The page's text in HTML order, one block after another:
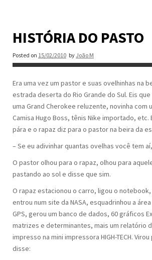
HISTÓRIA DO PASTO
Posted on 15/02/2010 by João M
Era uma vez um pastor e suas ovelhinhas na
estrada deserta do Rio Grande do Sul. Eis
uma Grand Cherokee reluzente, novinha com
Camisa Hugo Boss, tênis Nike importado, etc.
pára e o rapaz diz para o pastor na beira da
– Se eu adivinhar quantas ovelhas você tem
O pastor olhou para o rapaz, olhou para
pastando ao sol e disse que sim.
O rapaz estacionou o carro, ligou o
entrou num site da NASA, esquadrinhou a
GPS, gerou um banco de dados, 60 gráficos
matrizes e determinantes, mais um relatório
impresso na mini impressora HIGH-TECH.
disse: